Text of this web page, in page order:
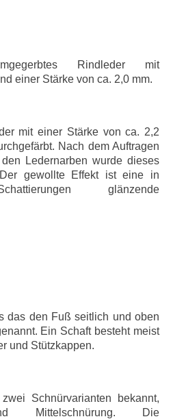
Rindleder mit
einer Stärke von ca. 2,0 mm.
mit einer Stärke von ca. 2,2
Nach dem Auftragen
Ledernarben wurde dieses
gewollte Effekt ist eine in
glänzende
das den Fuß seitlich und oben
Ein Schaft besteht meist
und Stützkappen.
Schnürvarianten bekannt,
Mittelschnürung. Die